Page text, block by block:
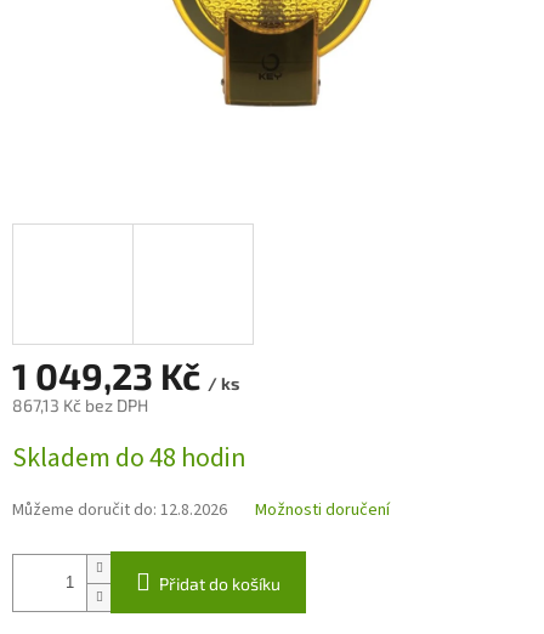
1 049,23 Kč / ks
867,13 Kč bez DPH
cena:
Skladem do 48 hodin
Můžeme doručit do: 12.8.2026 Možnosti doručení
Přidat do košíku